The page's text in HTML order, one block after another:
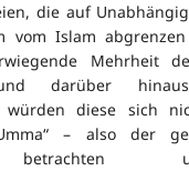
die auf
vom Islam
Mehrheit
darüber
würden diese sich
– also der